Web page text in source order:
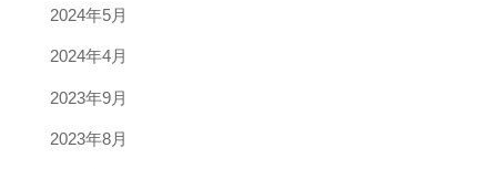
2024年5月
2024年4月
2023年9月
2023年8月